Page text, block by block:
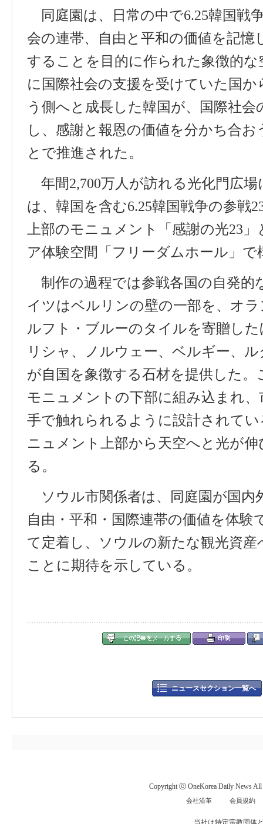
同庭園は、 日常の中で6.25韓国戦
会の連帯、 自由 と 平和の価値を記憶
することを 目的に作られた象徴的な
に 国際社会の支援を受けていた 国か
う 側へと 成長 した韓国が、 国際社会
し 、 感謝と 報恩の価値を分かち合お
とで推進された 。
年間2,700万人 が訪れる光化門広場
は、 韓国 を含む6.25韓国戦争の参戦
上部のモニュメント 「 感謝の光23 」
ア体験空間 「 フリーダムホール 」 で
制作の過程では参戦各国の自発的
イツはベルリンの壁の一部を、 オ
ルフト・ブルーのタイルを寄贈 し
リシャ 、 ノルウェー、 ベルギー、 ル
が自国 を象徴する石材を提供した 。
モニュメントの下部に組み込 まれ、
手で触れられるように設計されてい
ニュメント
上部から 天空へと 光が伸
る 。
ソウル市関係者は、 同庭園が国内
自由 ・ 平和 ・ 国際連帯の価値を体験
て 定着 し 、 ソウルの新たな観光資産
ことに期待を示 している 。
ニュースセクション一覧へ
Copyright ⓒ OneKorea Daily News All
会社沿革 会員規約
当社は特定宗教団体